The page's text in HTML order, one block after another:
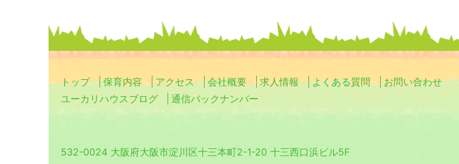
トップ 保育内容 アクセス 会社概要 求人情報 よくある質問
お問い合わせ
ユーカリハウスブログ
通信バックナンバー
532-0024 大阪府大阪市淀川区十三本町2-1-20 十三西口浜ビル5F